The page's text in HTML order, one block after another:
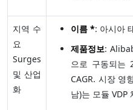
지역 수
요
Surges
및 산업
화
이름 *: 아시아
제품정보:
으로 구동되는
CAGR. 시장 영
남)는 모듈 VDP